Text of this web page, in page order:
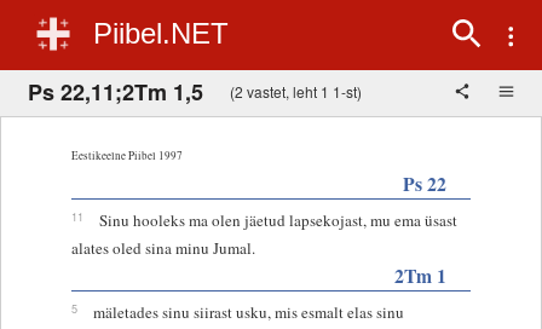
Piibel.NET
Ps 22,11;2Tm 1,5 (2 vastet, leht 1 1-st)
Eestikeelne Piibel 1997
Ps 22
11
Sinu hooleks ma olen jäetud lapsekojast, mu ema üsast
alates oled sina minu Jumal.
2Tm 1
5
mäletades sinu siirast usku, mis esmalt elas sinu